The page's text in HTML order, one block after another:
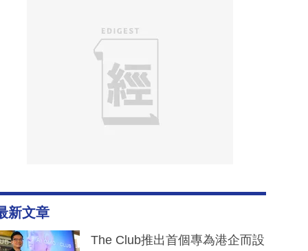
新文章
The Club推出首個專為港企而設